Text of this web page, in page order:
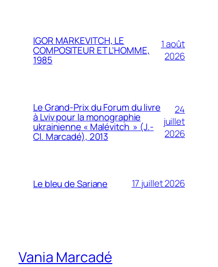
IGOR MARKEVITCH, LE
COMPOSITEUR ET L’HOMME,
1985
1 août
2026
Le Grand-Prix du Forum du livre
à Lviv pour la monographie
ukrainienne « Malévitch » (J.-
Cl. Marcadé), 2013
24
juillet
2026
Le bleu de Sariane 17 juillet 2026
Vania Marcadé